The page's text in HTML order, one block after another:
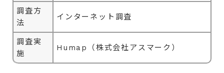
調査方
法
インターネット調査
調査実
施
Humap（株式会社アスマーク）